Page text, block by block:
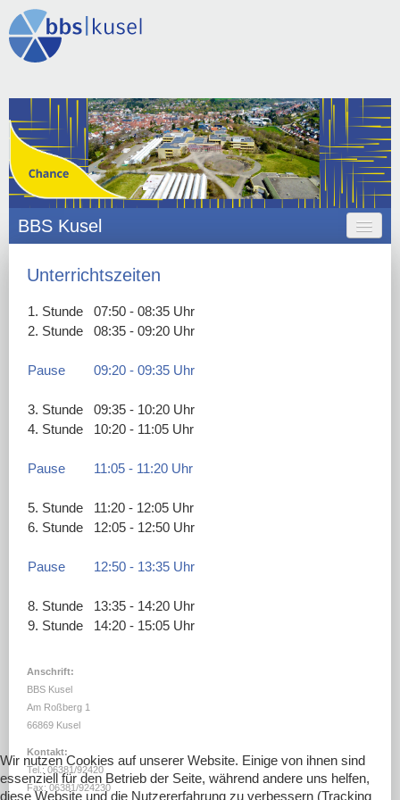
BBS Kusel
ORGANISATION
SCHULLEBEN
DOWNLOADS
LINKS
Unterrichtszeiten
1. Stunde
07:50 - 08:35 Uhr
2. Stunde
08:35 - 09:20 Uhr
Pause 09:20 - 09:35 Uhr
3. Stunde
09:35 - 10:20 Uhr
4. Stunde
10:20 - 11:05 Uhr
Pause 11:05 - 11:20 Uhr
5. Stunde
11:20 - 12:05 Uhr
6. Stunde
12:05 - 12:50 Uhr
Pause 12:50 - 13:35 Uhr
8. Stunde
13:35 - 14:20 Uhr
9. Stunde
14:20 - 15:05 Uhr
Anschrift:
BBS Kusel
Am Roßberg 1
66869 Kusel
Kontakt:
Tel.: 06381/92420
Fax: 06381/924230
Wir nutzen Cookies auf unserer Website. Einige von ihnen sind
essenziell für den Betrieb der Seite, während andere uns helfen,
diese Website und die Nutzererfahrung zu verbessern (Tracking